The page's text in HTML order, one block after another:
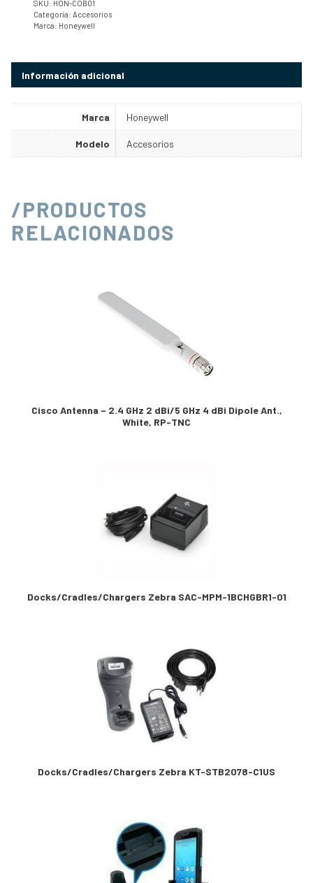
SKU: HON-COB01
Categoría: Accesorios
Marca: Honeywell
Información adicional
Marca Honeywell
Modelo Accesorios
/PRODUCTOS
RELACIONADOS
Cisco Antenna – 2.4 GHz 2 dBi/5 GHz 4 dBi Dipole Ant.,
White, RP-TNC
Docks/Cradles/Chargers Zebra SAC-MPM-1BCHGBR1-01
Docks/Cradles/Chargers Zebra KT-STB2078-C1US